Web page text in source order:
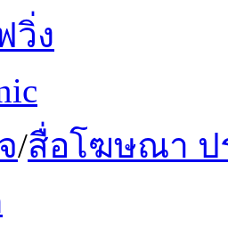
วิ่ง
/สื่อโฆษณา ป